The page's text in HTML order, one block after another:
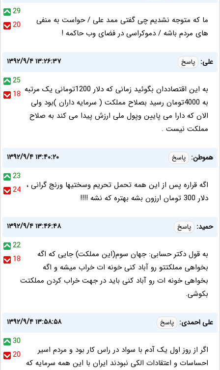
29
20
ما که متوجه نشدیم چی گفتی ممد علی / حواست به منفی
های مردم باشه / دموکراسی در فضای وب حاکمه !
علی: پاسخ
۱۳۹۲/۹/۴ ۱۳:۲۶:۳۷
25
18 به این اقتصاددان بگوئید زمانی که دلار 1200تومانی یک مرتبه
به 4000تومان رسید بصلاح مملکت ( سرمایه داران )بود ولی
الان که دارا می پایین وپول ملی ارزش پیدا می کند به صلاح
مملکت نیست .
هموطن: پاسخ
۱۳۹۲/۹/۴ ۱۳:۴۰:۲۰
23
24 اگه قراره پس از این همه تحمل تحریم وسختیها ورنج گرانی ،
دلار 300 تومان ارزون بشه بهتره که نشه !!!!
حمید: پاسخ
۱۳۹۲/۹/۴ ۱۳:۴۶:۴۸
22
18
به قول دکتر حسابی: جهان سوم(این مملکت) جایی که اگه
بخواهی مملکتتو رو آباد کنی خونه ات خراب میشه و اگه
بخواهی خونه ات رو آباد کنی باید در جهت خراب کردن مملکتت
بکوشی.
علی احمدی: پاسخ
۱۳۹۲/۹/۴ ۱۳:۵۸:۵۸
30
20
اگر از روز اول یک آدم با سواد در راس کار بود و مردم اسیر
احساسات و اعتقادات الکی نبودند ایران با این همه سرمایه که